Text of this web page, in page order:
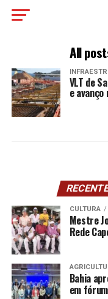
All
VLT de
e avanço
CULTURA
Mestre
Rede
Bahia
em